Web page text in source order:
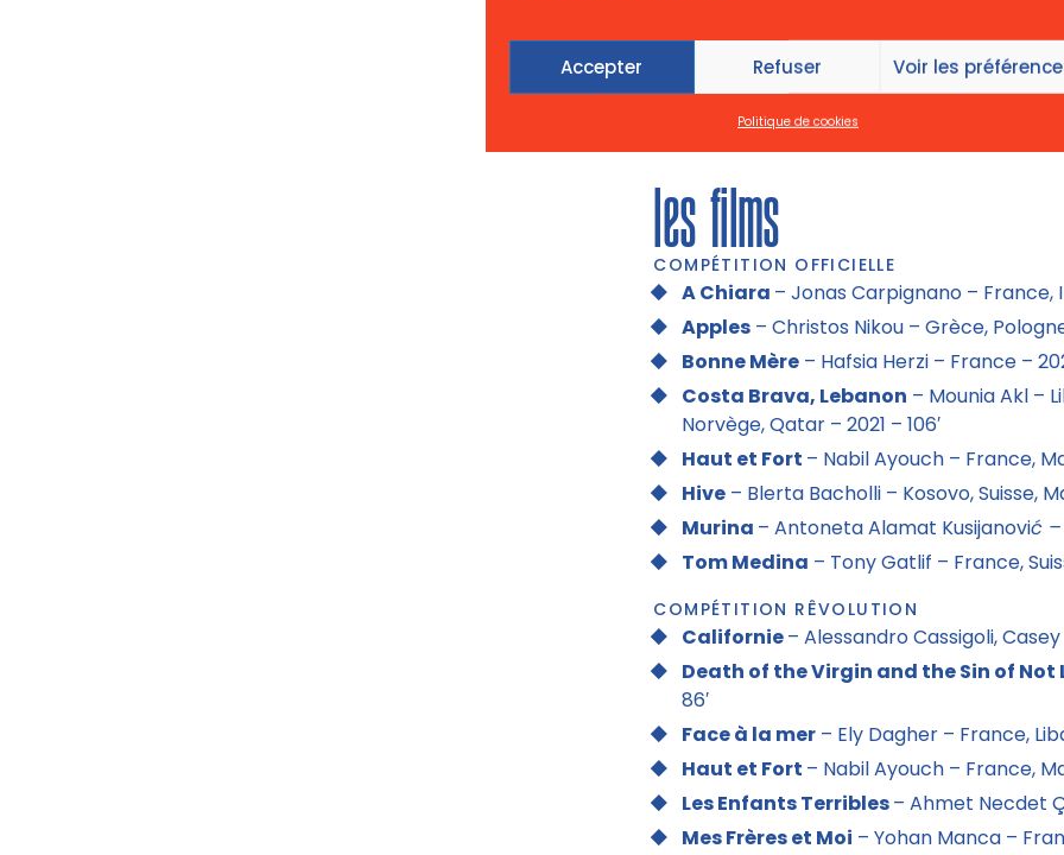
Accepter Refuser Voir les
Politique de cookies
LE JURY JEUNE
Celie Challe, Bianca Iona Costin, Morrigane
Melchior, Maxime Meunier, Pierre Vandevoir
les films
COMPÉTITION OFFICIELLE
A Chiara – Jonas Carpignano – France,
Apples – Christos Nikou – Grèce,
Bonne Mère – Hafsia Herzi – France –
Costa Brava, Lebanon – Mounia Akl –
Norvège, Qatar – 2021 – 106′
Haut et Fort – Nabil Ayouch – France,
Hive – Blerta Bacholli – Kosovo, Suisse,
Murina – Antoneta Alamat Kusijanović –
Tom Medina – Tony Gatlif – France,
COMPÉTITION RÊVOLUTION
Californie– Alessandro Cassigoli,
Death of the Virgin and the Sin of Not
86′
Face à la mer – Ely Dagher – France,
Haut et Fort – Nabil Ayouch – France,
Les Enfants Terribles– Ahmet Necdet
Mes Frères et Moi – Yohan Manca –